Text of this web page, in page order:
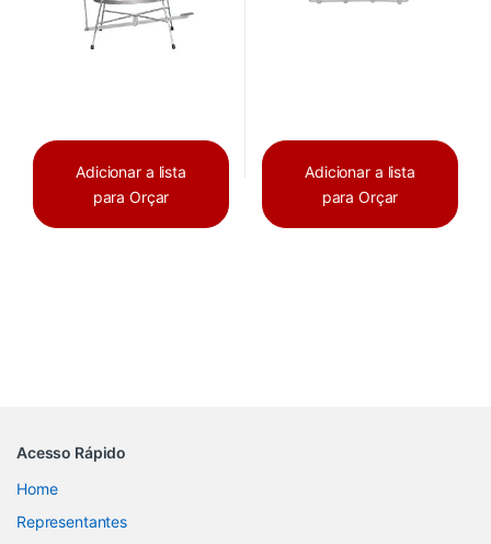
Adicionar a lista
para Orçar
Adicionar a lista
para Orçar
Acesso Rápido
Home
Representantes